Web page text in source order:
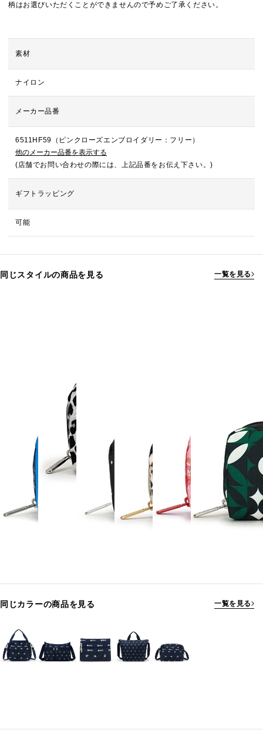
柄はお選びいただくことができませんので予めご了承ください。
素材
ナイロン
メーカー品番
6511HF59（ピンクローズエンブロイダリー：フリー）
他のメーカー品番を表示する
(店舗でお問い合わせの際には、上記品番をお伝え下さい。)
ギフトラッピング
可能
同じスタイルの商品を見る 一覧を見る
同じカラーの商品を見る 一覧を見る